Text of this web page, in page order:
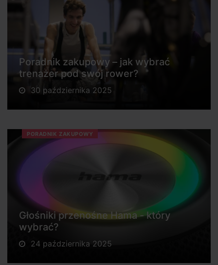
Poradnik zakupowy – jak wybrać
trenażer pod swój rower?
30 października 2025
PORADNIK ZAKUPOWY
Głośniki przenośne Hama - który
wybrać?
24 października 2025